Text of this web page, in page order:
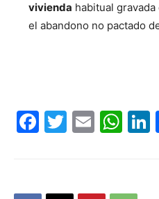
vivienda habitual
el abandono no pactado
Facebook
Twitter
Email